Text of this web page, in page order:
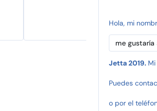
Hola, mi
Jetta 2019.
Puedes
o por el